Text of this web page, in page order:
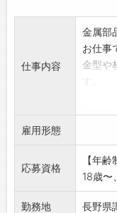
仕事内容
金属部
お仕事
金型や
量産
立ち作
雇用形態
応募資格
【年
18歳〜
勤務地 長野県